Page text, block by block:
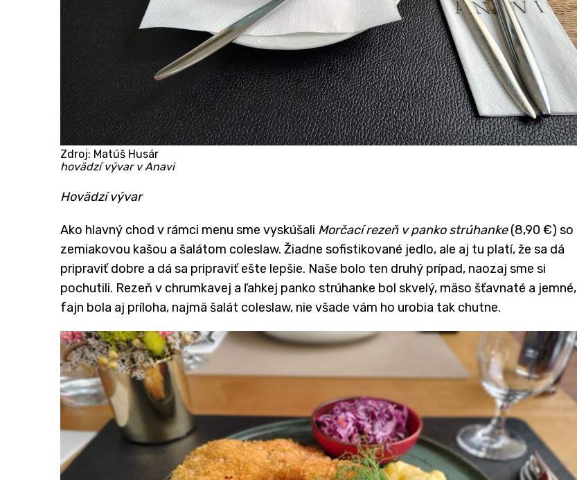
Zdroj: Matúš Husár
hovädzí vývar v Anavi
​Hovädzí vývar
Ako hlavný chod v rámci menu sme vyskúšali Morčací rezeň v panko strúhanke(8,90 €) so
zemiakovou kašou a šalátom coleslaw. Žiadne sofistikované jedlo, ale aj tu platí, že sa dá
pripraviť dobre a dá sa pripraviť ešte lepšie. Naše bolo ten druhý prípad, naozaj sme si
pochutili. Rezeň v chrumkavej a ľahkej panko strúhanke bol skvelý, mäso šťavnaté a jemné,
fajn bola aj príloha, najmä šalát coleslaw, nie všade vám ho urobia tak chutne.